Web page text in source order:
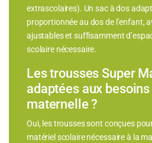
extrascolaires). Un sac à dos
proportionnée au dos de l’enfant,
ajustables et suffisamment
scolaire nécessaire.
Les trousses Super
adaptées aux
maternelle ?
Oui, les trousses sont conçues
matériel scolaire nécessaire à la